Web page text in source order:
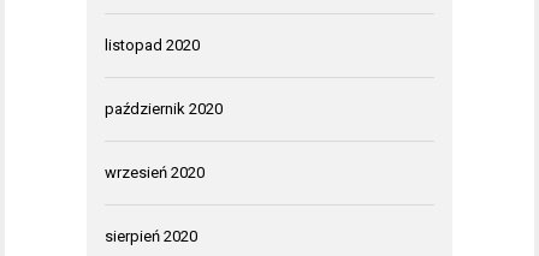
listopad 2020
październik 2020
wrzesień 2020
sierpień 2020